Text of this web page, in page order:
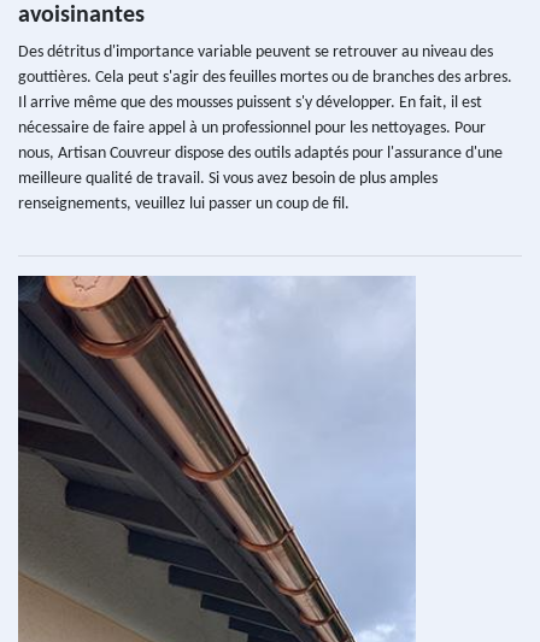
avoisinantes
Des détritus d'importance variable peuvent se retrouver au niveau des
gouttières. Cela peut s'agir des feuilles mortes ou de branches des arbres.
Il arrive même que des mousses puissent s'y développer. En fait, il est
nécessaire de faire appel à un professionnel pour les nettoyages. Pour
nous, Artisan Couvreur dispose des outils adaptés pour l'assurance d'une
meilleure qualité de travail. Si vous avez besoin de plus amples
renseignements, veuillez lui passer un coup de fil.